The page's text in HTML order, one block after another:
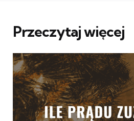
Przeczytaj więcej